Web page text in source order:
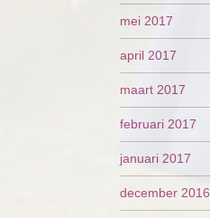
mei 2017
april 2017
maart 2017
februari 2017
januari 2017
december 2016